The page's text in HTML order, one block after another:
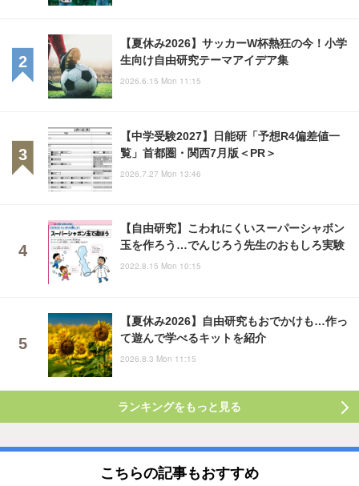
【夏休み2026】サッカーW杯熱狂の今！小学
生向け自由研究テーマアイデア集
2026.6.15 Mon 11:15
【中学受験2027】日能研「予想R4偏差値一
覧」首都圏・関西7月版＜PR＞
2026.7.27 Mon 13:46
【自由研究】こわれにくいスーパーシャボン
玉を作ろう…でんじろう先生のおもしろ実験
2022.8.15 Mon 10:15
【夏休み2026】自由研究もおでかけも…作っ
て遊んで学べるキットを紹介
2026.8.3 Mon 11:15
ランキングをもっと見る
こちらの記事もおすすめ